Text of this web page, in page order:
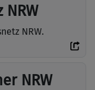
NRW.
NRW